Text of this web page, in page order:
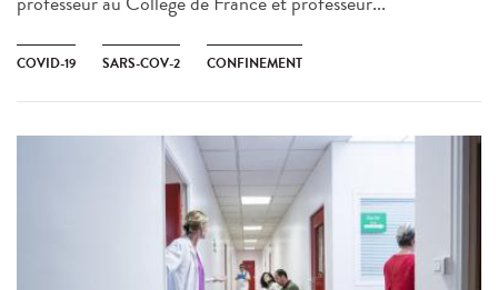
COVID-19 SARS-COV-2 CONFINEMENT